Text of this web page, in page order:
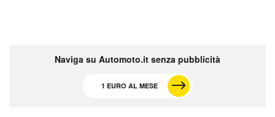
Naviga su Automoto.it senza pubblicità
1 EURO AL MESE